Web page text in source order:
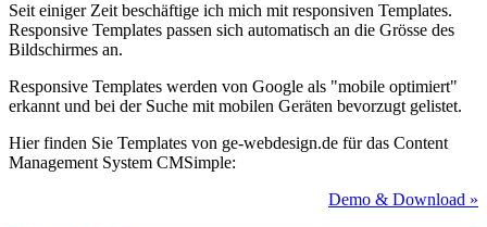
Seit einiger Zeit beschäftige ich mich mit responsiven Templates.
Responsive Templates passen sich automatisch an die Grösse des
Bildschirmes an.
Responsive Templates werden von Google als "mobile optimiert"
erkannt und bei der Suche mit mobilen Geräten bevorzugt gelistet.
Hier finden Sie Templates von ge-webdesign.de für das Content
Management System CMSimple:
Demo & Download »